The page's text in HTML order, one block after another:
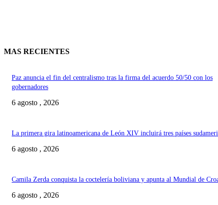
MAS RECIENTES
Paz anuncia el fin del centralismo tras la firma del acuerdo 50/50 con los
gobernadores
6 agosto , 2026
La primera gira latinoamericana de León XIV incluirá tres países
6 agosto , 2026
Camila Zerda conquista la coctelería boliviana y apunta al Mundial de
6 agosto , 2026